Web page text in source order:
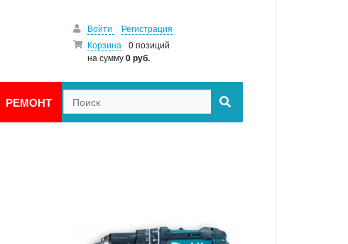
Войти
Регистрация
Корзина
0 позиций
на сумму0 руб.
РЕМОНТ